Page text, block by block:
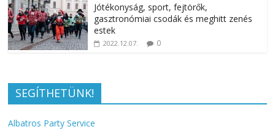
Jótékonyság, sport, fejtörők,
gasztronómiai csodák és meghitt zenés
estek
2022.12.07. 0
SEGÍTHETÜNK!
Albatros Party Service